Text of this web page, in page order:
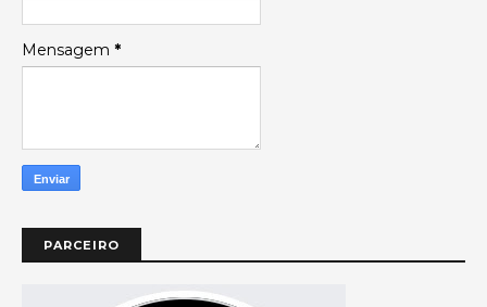
Mensagem *
PARCEIRO